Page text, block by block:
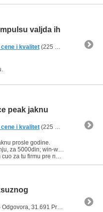
valjda ih
i kvalitet (225 Odgovora, 208.732 Pregleda) od
peak jaknu
i kvalitet (225 Odgovora, 208.732 Pregleda) od
prosle godine.
win-win situacija :) )
firmu pre nego sto sam...
31.691 Pregleda) od